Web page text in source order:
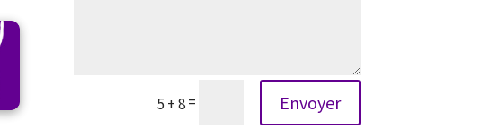
5 + 8= Envoyer